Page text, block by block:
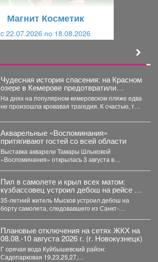
Магнит Косметик
c 22.07.2026 по 18.08.2026
Чудесная история спасения: на Красном
озере в Кемерове предотвратили
трагедию
На днях на популярном кемеровском пляже едва
не произошла кровавая трагедия. К счастью, там
Акварельные «Воспоминания»
притягивают гостей со всей области
Выставка акварели Тамары Шлыковой
«Воспоминания» открылась 3 августа в
Пил в самолете и крыл всех матом:
кузбассовец устроил дебош на рейсе из
Петербурга
35-летний житель Мысков устроил дебош на
борту самолета, следовавшего из Санкт-
Плановые отключения на сетях ЖКХ на
08.08.-10 августа 2026 г. (г. Новокузнецк)
Г орячая вода Куйбышевский район:
Садопарковая 19,23,25,27,